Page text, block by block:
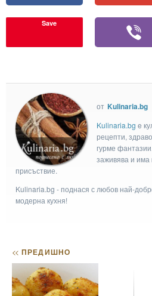
Save
от Kulinaria.bg
Kulinaria.bg e
рецепти,
гурме
заживява и има
присъствие.
Kulinaria.bg - поднася с любов най-
модерна кухня!
<< ПРЕДИШНО